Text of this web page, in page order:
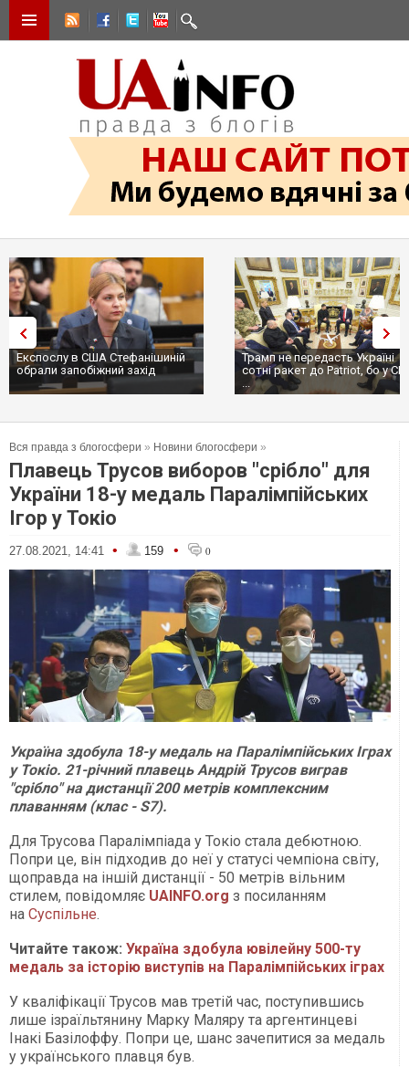
Експослу в США Стефанішиній
обрали запобіжний захід
Трамп не передасть Україні
сотні ракет до Patriot, бо у
...
Вся правда з блогосфери » Новини блогосфери »
Плавець Трусов виборов "срібло" для
України 18-у медаль Паралімпійських
Ігор у Токіо
27.08.2021, 14:41 • 159 • 0
Україна здобула 18-у медаль на Паралімпійських Іграх
у Токіо. 21-річний плавець Андрій Трусов виграв
"срібло" на дистанції 200 метрів комплексним
плаванням (клас - S7).
Для Трусова Паралімпіада у Токіо стала дебютною.
Попри це, він підходив до неї у статусі чемпіона світу,
щоправда на іншій дистанції - 50 метрів вільним
стилем, повідомляє UAINFO.org з посиланням
на Суспільне.
Читайте також: Україна здобула ювілейну 500-ту
медаль за історію виступів на Паралімпійських іграх
У кваліфікації Трусов мав третій час, поступившись
лише ізраїльтянину Марку Маляру та аргентинцеві
Інакі Базілоффу. Попри це, шанс зачепитися за медаль
у українського плавця був.